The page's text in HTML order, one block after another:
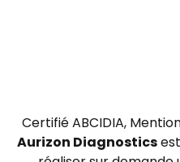
Certifié ABCIDIA,
Aurizon Diagnostics